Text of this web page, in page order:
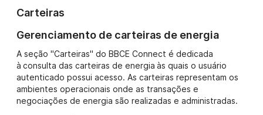
Carteiras
Gerenciamento de carteiras de energia
A seção "Carteiras" do BBCE Connect é dedicada
à consulta das carteiras de energia às quais o usuário
autenticado possui acesso. As carteiras representam os
ambientes operacionais onde as transações e
negociações de energia são realizadas e administradas.